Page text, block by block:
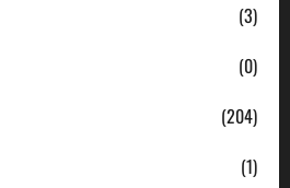
(3)
(0)
(204)
(1)